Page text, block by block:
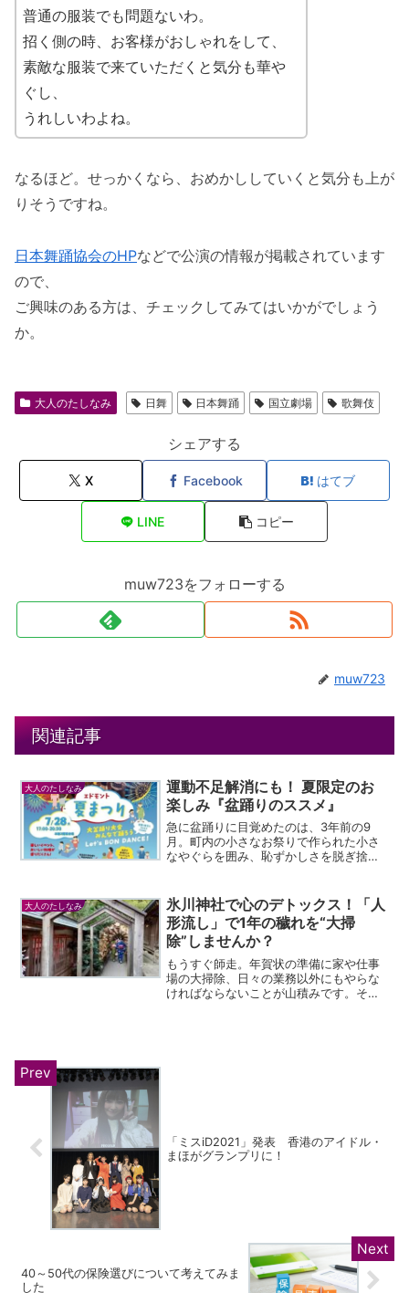
普通の服装でも問題ないわ。
招く側の時、お客様がおしゃれをして、
素敵な服装で来ていただくと気分も華や
ぐし、
うれしいわよね。
なるほど。せっかくなら、おめかししていくと気分も上が
りそうですね。
日本舞踊協会のHPなどで公演の情報が掲載されています
ので、
ご興味のある方は、チェックしてみてはいかがでしょう
か。
大人のたしなみ 日舞 日本舞踊 国立劇場 歌舞伎
シェアする
X Facebook はてブ
LINE コピー
muw723をフォローする
muw723
関連記事
大人のたしなみ
運動不足解消にも！ 夏限定のお
楽しみ『盆踊りのススメ』
急に盆踊りに目覚めたのは、3年前の9
月。町内の小さなお祭りで作られた小さ
なやぐらを囲み、恥ずかしさを脱ぎ捨て
くように。すっかり、夏限定の趣味とな
っています。今年は7月2...
大人のたしなみ
氷川神社で心のデトックス！「人
形流し」で1年の穢れを“大掃
除”しませんか？
もうすぐ師走。年賀状の準備に家や仕事
場の大掃除、日々の業務以外にもやらな
ければならないことが山積みです。そん
「ミスiD2021」発表 香港のアイドル・
まほがグランプリに！
40～50代の保険選びについて考えてみま
した